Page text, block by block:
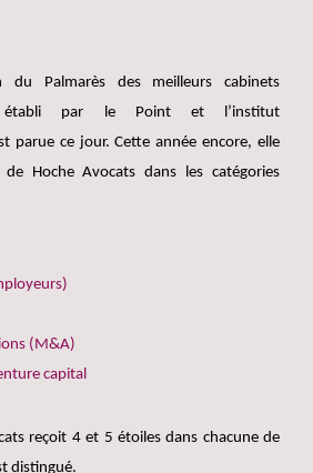
du Palmarès des meilleurs cabinets
établi par le Point et l’institut
parue ce jour. Cette année encore, elle
Hoche Avocats dans les catégories
(M&A)
capital
reçoit 4 et 5 étoiles dans chacune de
distingué.